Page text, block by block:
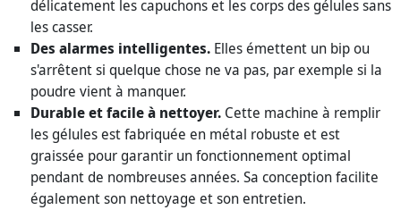
délicatement les capuchons et les corps des gélules sans
les casser.
Des alarmes intelligentes. Elles émettent un bip ou
s'arrêtent si quelque chose ne va pas, par exemple si la
poudre vient à manquer.
Durable et facile à nettoyer. Cette machine à remplir
les gélules est fabriquée en métal robuste et est
graissée pour garantir un fonctionnement optimal
pendant de nombreuses années. Sa conception facilite
également son nettoyage et son entretien.